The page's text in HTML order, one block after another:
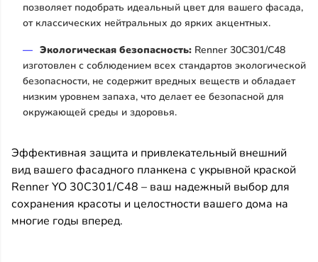
позволяет подобрать идеальный цвет для вашего фасада,
от классических нейтральных до ярких акцентных.
Экологическая безопасность: Renner 30C301/C48
изготовлен с соблюдением всех стандартов экологической
безопасности, не содержит вредных веществ и обладает
низким уровнем запаха, что делает ее безопасной для
окружающей среды и здоровья.
Эффективная защита и привлекательный внешний
вид вашего фасадного планкена с укрывной краской
Renner YO 30C301/C48 – ваш надежный выбор для
сохранения красоты и целостности вашего дома на
многие годы вперед.